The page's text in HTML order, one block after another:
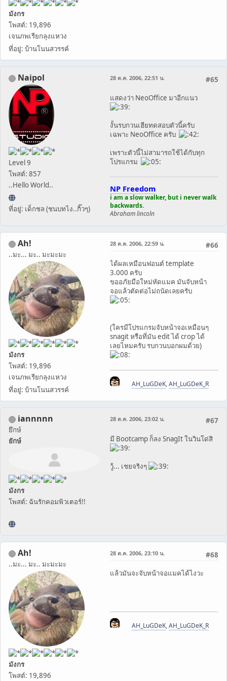
มังกร
โพสต์: 19,896
เจนภพเรียกลุงแหวง
ที่อยู่: บ้านโนนสวรรค์
Naipol
Level 9
โพสต์: 857
..Hello World..
ที่อยู่: เด็กชล (ชนบทไง..กิ๊วๆ)
#65
28 ต.ค. 2006, 22:51 น.
แสดงว่า NeoOffice มาอีกแนว
งั้นรบกวนเฮียทดสอบตัวนี้ครับ
เฉพาะ NeoOffice ครับ
เพราะตัวนี้ไม่สามารถใช้ได้กับทุก
โปรแกรม
NP Freedom
i am a slow walker, but i never walk
backwards.
Abraham lincoln
Ah!
..มะ... มะ.. มะมะมะ
มังกร
โพสต์: 19,896
เจนภพเรียกลุงแหวง
ที่อยู่: บ้านโนนสวรรค์
#66
28 ต.ค. 2006, 22:59 น.
ได้ผลเหมือนฟอนต์ template
3.000 ครับ
ขออภัยมือใหม่หัดแมค มันจับหน้า
จอแล้วตัดต่อไม่ถนัดเลยครับ
(ใครมีโปรแกรมจับหน้าจอเหมือนๆ
snagit หรือที่มัน edit ได้ crop ได้
เลยไหมครับ รบกวนบอกผมด้วย)
AH_LuGDeK,AH_LuGDeK_R
iannnnn
ยึกษ์
ยักษ์
มังกร
โพสต์: ฉันรักคอมพิวเตอร์!!
#67
28 ต.ค. 2006, 23:02 น.
มี Bootcamp ก็ลง SnagIt ในวินโด่สิ
วู้... เชยจริงๆ
Ah!
..มะ... มะ.. มะมะมะ
มังกร
โพสต์: 19,896
#68
28 ต.ค. 2006, 23:10 น.
แล้วมันจะจับหน้าจอแมคได้ไงวะ
AH_LuGDeK,AH_LuGDeK_R